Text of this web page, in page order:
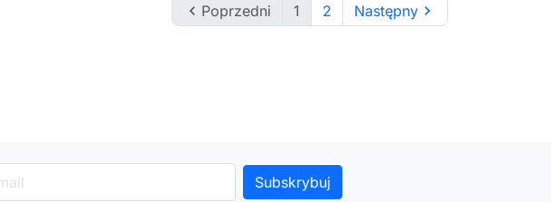
 Poprzedni 1 2 Następny